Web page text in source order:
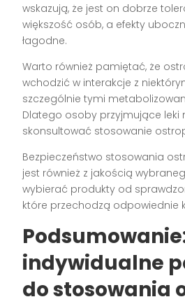
wskazują, że jest on dobrze
większość osób, a efekty
łagodne.
Warto również pamiętać, że
wchodzić w interakcje z
szczególnie tymi
Dlatego osoby przyjmujące leki
skonsultować stosowanie
Bezpieczeństwo stosowania
jest również z jakością
wybierać produkty od
które przechodzą odpowiednie
indywidualne
do stosowania